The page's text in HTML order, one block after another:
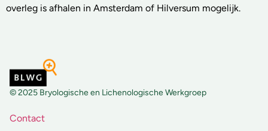
overleg is afhalen in Amsterdam of Hilversum mogelijk.
© 2025 Bryologische en Lichenologische Werkgroep
Contact